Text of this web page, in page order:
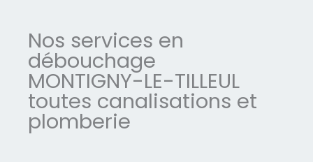
Nos services en
débouchage
MONTIGNY-LE-TILLEUL
toutes canalisations et
plomberie